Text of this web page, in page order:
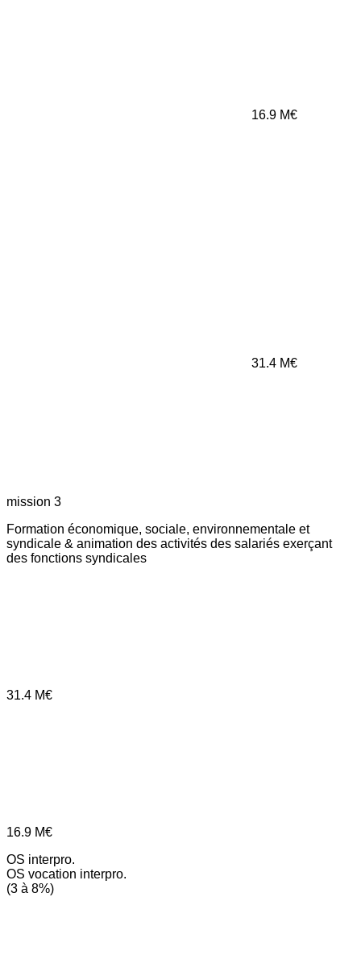
16.9 M€
31.4 M€
mission 3
Formation économique, sociale, environnementale et
syndicale & animation des activités des salariés exerçant
des fonctions syndicales
31.4 M€
16.9 M€
OS interpro.
OS vocation interpro.
(3 à 8%)